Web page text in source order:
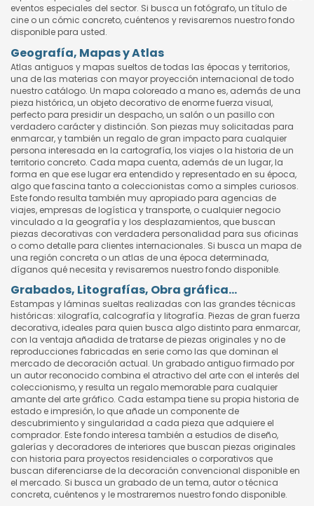
eventos especiales del sector. Si busca un fotógrafo, un título de
cine o un cómic concreto, cuéntenos y revisaremos nuestro fondo
disponible para usted.
Geografía, Mapas y Atlas
Atlas antiguos y mapas sueltos de todas las épocas y territorios,
una de las materias con mayor proyección internacional de todo
nuestro catálogo. Un mapa coloreado a mano es, además de una
pieza histórica, un objeto decorativo de enorme fuerza visual,
perfecto para presidir un despacho, un salón o un pasillo con
verdadero carácter y distinción. Son piezas muy solicitadas para
enmarcar, y también un regalo de gran impacto para cualquier
persona interesada en la cartografía, los viajes o la historia de un
territorio concreto. Cada mapa cuenta, además de un lugar, la
forma en que ese lugar era entendido y representado en su época,
algo que fascina tanto a coleccionistas como a simples curiosos.
Este fondo resulta también muy apropiado para agencias de
viajes, empresas de logística y transporte, o cualquier negocio
vinculado a la geografía y los desplazamientos, que buscan
piezas decorativas con verdadera personalidad para sus oficinas
o como detalle para clientes internacionales. Si busca un mapa de
una región concreta o un atlas de una época determinada,
díganos qué necesita y revisaremos nuestro fondo disponible.
Grabados, Litografías, Obra gráfica...
Estampas y láminas sueltas realizadas con las grandes técnicas
históricas: xilografía, calcografía y litografía. Piezas de gran fuerza
decorativa, ideales para quien busca algo distinto para enmarcar,
con la ventaja añadida de tratarse de piezas originales y no de
reproducciones fabricadas en serie como las que dominan el
mercado de decoración actual. Un grabado antiguo firmado por
un autor reconocido combina el atractivo del arte con el interés del
coleccionismo, y resulta un regalo memorable para cualquier
amante del arte gráfico. Cada estampa tiene su propia historia de
estado e impresión, lo que añade un componente de
descubrimiento y singularidad a cada pieza que adquiere el
comprador. Este fondo interesa también a estudios de diseño,
galerías y decoradores de interiores que buscan piezas originales
con historia para proyectos residenciales o corporativos que
buscan diferenciarse de la decoración convencional disponible en
el mercado. Si busca un grabado de un tema, autor o técnica
concreta, cuéntenos y le mostraremos nuestro fondo disponible.